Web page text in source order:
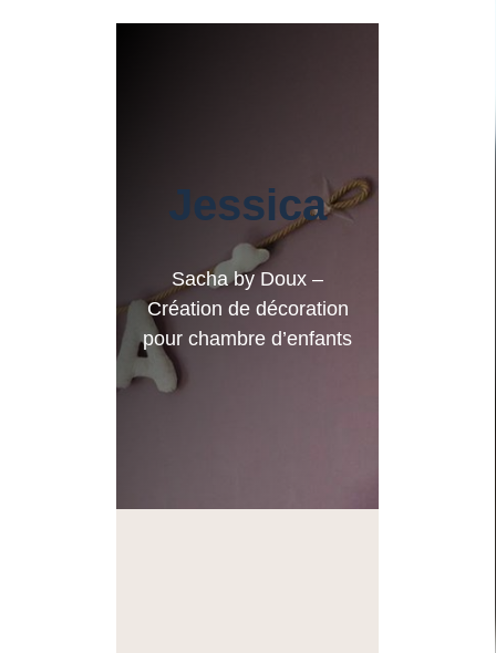
Jessica
Sacha by Doux –
Création de décoration
pour chambre d’enfants